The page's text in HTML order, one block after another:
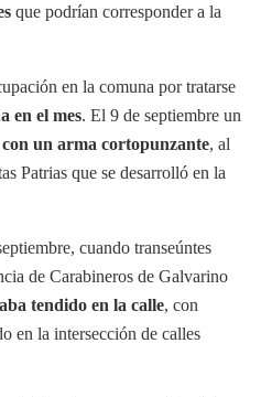
que podrían corresponder a la
en la comuna por tratarse
en el mes. El 9 de septiembre un
un arma cortopunzante, al
Patrias que se desarrolló en la
cuando transeúntes
de Carabineros de Galvarino
tendido en la calle, con
en la intersección de calles